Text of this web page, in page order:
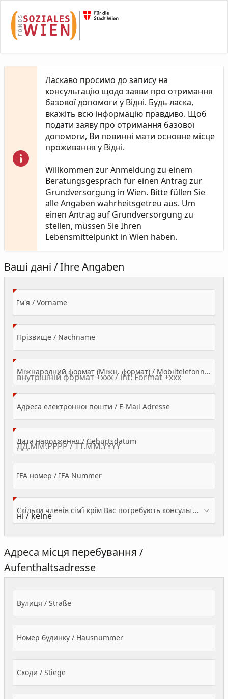
Ласкаво просимо до запису на
консультацію щодо заяви про отримання
базової допомоги у Відні. Будь ласка,
вкажіть всю інформацію правдиво. Щоб
подати заяву про отримання базової
допомоги, Ви повинні мати основне місце
проживання у Відні.
Willkommen zur Anmeldung zu einem
Beratungsgespräch für einen Antrag zur
Grundversorgung in Wien. Bitte füllen Sie
alle Angaben wahrheitsgetreu aus. Um
einen Antrag auf Grundversorgung zu
stellen, müssen Sie Ihren
Lebensmittelpunkt in Wien haben.
Ваші дані / Ihre Angaben
Ім'я / Vorname(Value Required)
Прізвище / Nachname(Value Required)
Міжнародний формат (Міжн. формат) / Mobiltelefonnummer
Адреса електронної пошти / E-Mail Adresse(Value Required)
Дата народження / Geburtsdatum
IFA номер / IFA Nummer
Скільки членів сім’ї крім Вас потребують консультації? / Wieviele Familienmitglieder brauchen Beratung - zusätzlich zu Ihnen?
Адреса місця перебування /
Aufenthaltsadresse
Вулиця / Straße
Номер будинку / Hausnummer
Сходи / Stiege